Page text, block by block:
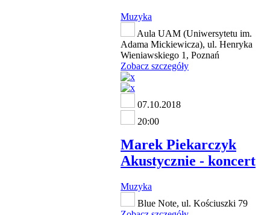
Muzyka
Aula UAM (Uniwersytetu im.
Adama Mickiewicza), ul. Henryka
Wieniawskiego 1, Poznań
Zobacz szczegóły
07.10.2018
20:00
Marek Piekarczyk
Akustycznie - koncert
Muzyka
Blue Note, ul. Kościuszki 79